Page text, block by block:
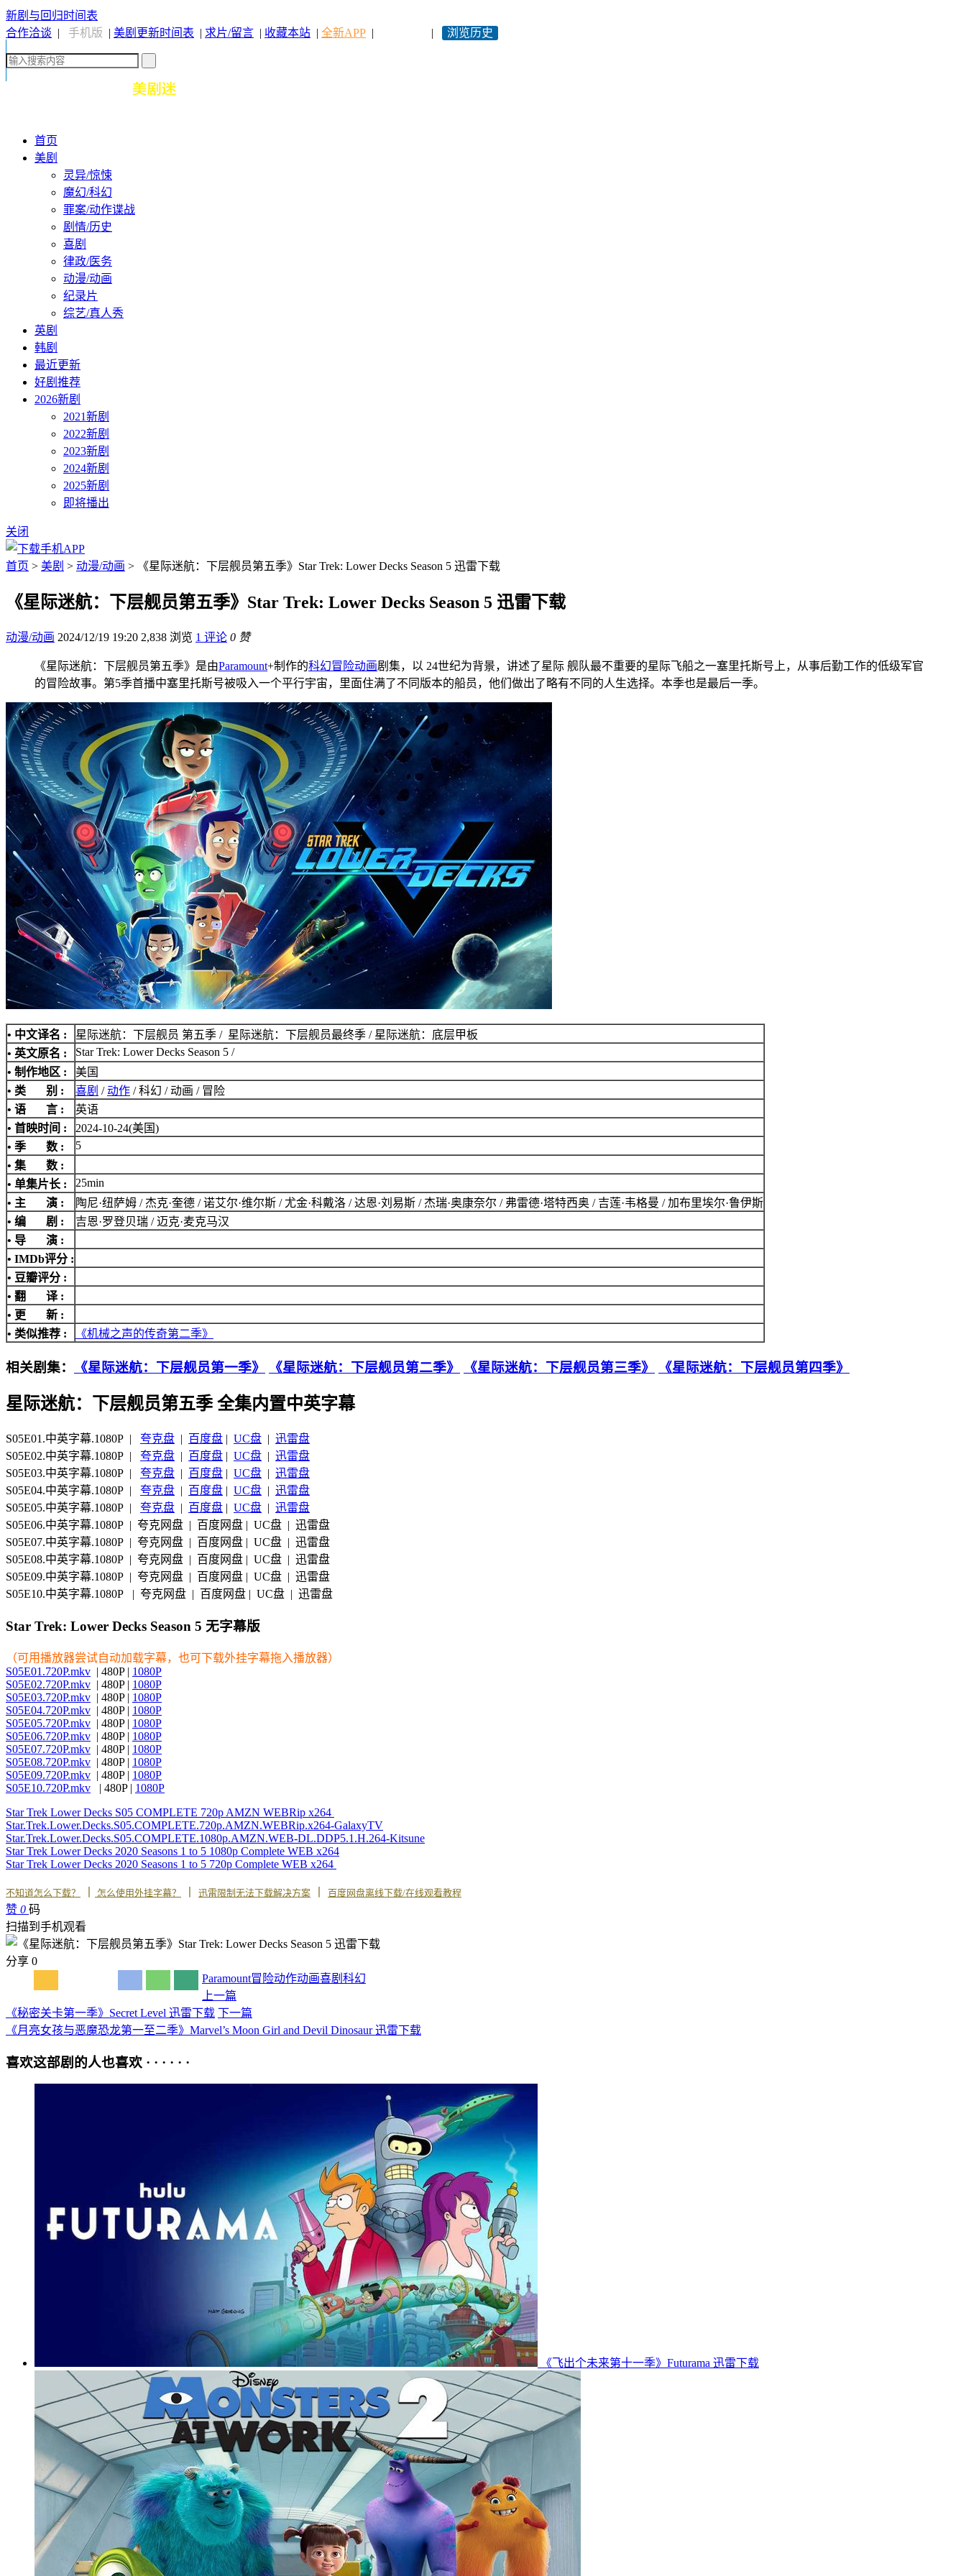
新剧与回归时间表
合作洽谈 | 手机版 | 美剧更新时间表 | 求片/留言 | 收藏本站 | 全新APP | | 浏览历史
首页
美剧
灵异/惊悚
魔幻/科幻
罪案/动作谍战
剧情/历史
喜剧
律政/医务
动漫/动画
纪录片
综艺/真人秀
英剧
韩剧
最近更新
好剧推荐
2026新剧
2021新剧
2022新剧
2023新剧
2024新剧
2025新剧
即将播出
关闭
首页 > 美剧 > 动漫/动画 > 《星际迷航：下层舰员第五季》Star Trek: Lower Decks Season 5 迅雷下载
《星际迷航：下层舰员第五季》Star Trek: Lower Decks Season 5 迅雷下载
动漫/动画 2024/12/19 19:20 2,838 浏览 1 评论 0 赞
《星际迷航：下层舰员第五季》是由Paramount+制作的科幻冒险动画剧集，以 24世纪为背景，讲述了星际 舰队最不重要的星际飞船之一塞里托斯号上，从事后勤工作的低级军官
的冒险故事。第5季首播中塞里托斯号被吸入一个平行宇宙，里面住满了不同版本的船员，他们做出了略有不同的人生选择。本季也是最后一季。
• 中文译名 :
星际迷航：下层舰员 第五季 / 星际迷航：下层舰员最终季 / 星际迷航：底层甲板
• 英文原名 :
Star Trek: Lower Decks Season 5 /
• 制作地区 :
美国
• 类 别 :
喜剧 /动作 / 科幻 / 动画 / 冒险
• 语 言 :
英语
• 首映时间 :
2024-10-24(美国)
• 季 数 :
5
• 集 数 :
• 单集片长 :
25min
• 主 演 :
陶尼·纽萨姆 / 杰克·奎德 / 诺艾尔·维尔斯 / 尤金·科戴洛 / 达恩·刘易斯 / 杰瑞·奥康奈尔 / 弗雷德·塔特西奥 / 吉莲·韦格曼 / 加布里埃尔·鲁伊斯
• 编 剧 :
吉恩·罗登贝瑞 / 迈克·麦克马汉
• 导 演 :
• IMDb评分 :
• 豆瓣评分 :
• 翻 译 :
• 更 新 :
• 类似推荐 :
《机械之声的传奇第二季》
相关剧集： 《星际迷航：下层舰员第一季》 《星际迷航：下层舰员第二季》 《星际迷航：下层舰员第三季》 《星际迷航：下层舰员第四季》
星际迷航：下层舰员第五季 全集内置中英字幕
S05E01.中英字幕.1080P | 夸克盘 | 百度盘 | UC盘 | 迅雷盘
S05E02.中英字幕.1080P | 夸克盘 | 百度盘 | UC盘 | 迅雷盘
S05E03.中英字幕.1080P | 夸克盘 | 百度盘 | UC盘 | 迅雷盘
S05E04.中英字幕.1080P | 夸克盘 | 百度盘 | UC盘 | 迅雷盘
S05E05.中英字幕.1080P | 夸克盘 | 百度盘 | UC盘 | 迅雷盘
S05E06.中英字幕.1080P | 夸克网盘 | 百度网盘 | UC盘 | 迅雷盘
S05E07.中英字幕.1080P | 夸克网盘 | 百度网盘 | UC盘 | 迅雷盘
S05E08.中英字幕.1080P | 夸克网盘 | 百度网盘 | UC盘 | 迅雷盘
S05E09.中英字幕.1080P | 夸克网盘 | 百度网盘 | UC盘 | 迅雷盘
S05E10.中英字幕.1080P | 夸克网盘 | 百度网盘 | UC盘 | 迅雷盘
Star Trek: Lower Decks Season 5 无字幕版
（可用播放器尝试自动加载字幕，也可下载外挂字幕拖入播放器）
S05E01.720P.mkv | 480P | 1080P
S05E02.720P.mkv | 480P | 1080P
S05E03.720P.mkv | 480P | 1080P
S05E04.720P.mkv | 480P | 1080P
S05E05.720P.mkv | 480P | 1080P
S05E06.720P.mkv | 480P | 1080P
S05E07.720P.mkv | 480P | 1080P
S05E08.720P.mkv | 480P | 1080P
S05E09.720P.mkv | 480P | 1080P
S05E10.720P.mkv | 480P | 1080P
Star Trek Lower Decks S05 COMPLETE 720p AMZN WEBRip x264
Star.Trek.Lower.Decks.S05.COMPLETE.720p.AMZN.WEBRip.x264-GalaxyTV
Star.Trek.Lower.Decks.S05.COMPLETE.1080p.AMZN.WEB-DL.DDP5.1.H.264-Kitsune
Star Trek Lower Decks 2020 Seasons 1 to 5 1080p Complete WEB x264
Star Trek Lower Decks 2020 Seasons 1 to 5 720p Complete WEB x264
不知道怎么下载？ 怎么使用外挂字幕？ 迅雷限制无法下载解决方案 百度网盘离线下载/在线观看教程
赞 0 码
扫描到手机观看
分享 0
Paramount冒险动作动画喜剧 科幻
上一篇
《秘密关卡第一季》Secret Level 迅雷下载 下一篇
《月亮女孩与恶魔恐龙第一至二季》Marvel’s Moon Girl and Devil Dinosaur 迅雷下载
喜欢这部剧的人也喜欢 · · · · · ·
《飞出个未来第十一季》Futurama 迅雷下载